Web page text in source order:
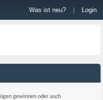
Was ist neu? Login
gewinnen oder auch